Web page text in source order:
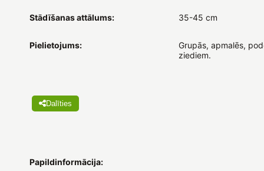
Stādīšanas attālums: 35-45 cm
Pielietojums:
Grupās, apmalēs,
ziediem.
Dalīties
Papildinformācija: